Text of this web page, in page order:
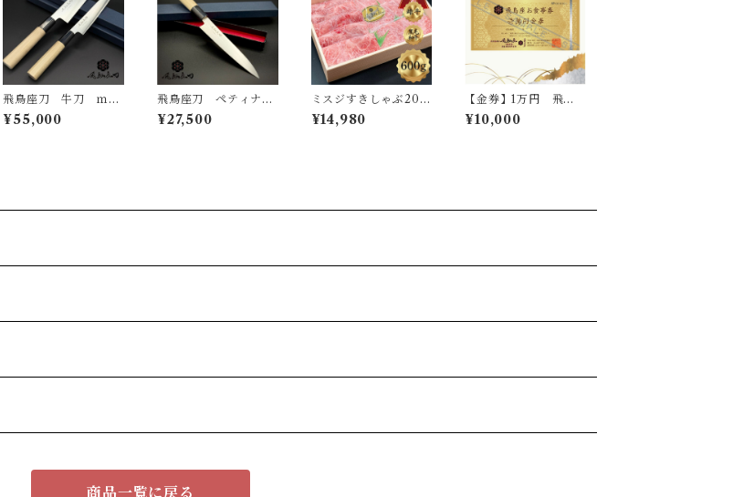
飛鳥座刀 牛刀 ｍ
ｍ/ペティナイフ ｍ
ｍ セット
¥55,000
飛鳥座刀 ペティナイ
フ ｍｍ
¥27,500
ミスジすきしゃぶ200
ｇ＆ロースステーキ30
0ｇセット
¥14,980
【金券】1万円 飛鳥
座お食事券
¥10,000
商品一覧に戻る